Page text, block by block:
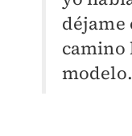
déjame
camino
modelo.